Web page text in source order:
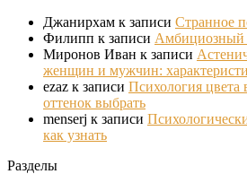
Джанирхам к записи Странное
Филипп к записи Амбициозный
Миронов Иван к записи
женщин и мужчин:
ezaz к записи Психология цвета
оттенок выбрать
menserj к записи
как узнать
Разделы